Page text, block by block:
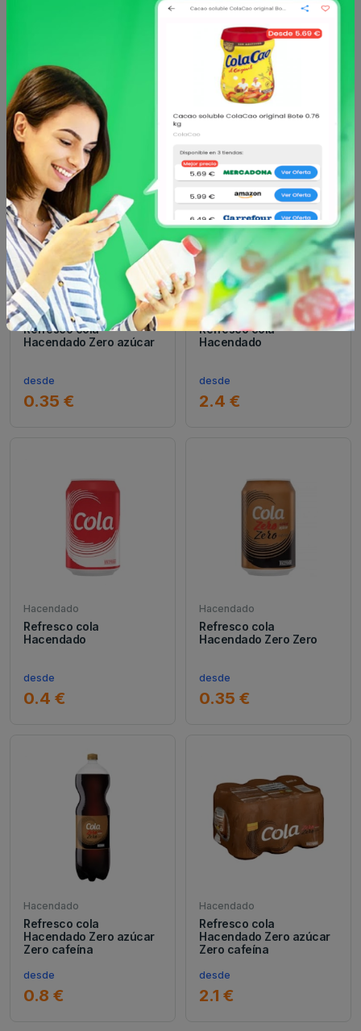
Otros productos de Hacendadoen
Refresco de cola
Hacendado
Refresco cola
Hacendado Zero azúcar
desde
0.35 €
Hacendado
Refresco cola
Hacendado
desde
2.4 €
Hacendado
Refresco cola
Hacendado
desde
0.4 €
Hacendado
Refresco cola
Hacendado Zero Zero
desde
0.35 €
Hacendado
Refresco cola
Hacendado Zero azúcar
Zero cafeína
desde
0.8 €
Hacendado
Refresco cola
Hacendado Zero azúcar
Zero cafeína
desde
2.1 €